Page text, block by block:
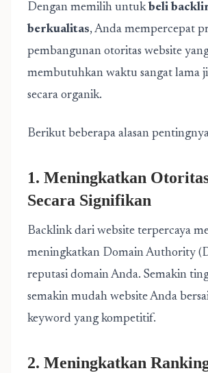
Dengan memilih untukbeli
berkualitas, Anda mempercepat
pembangunan otoritas website
membutuhkan waktu sangat lama
secara organik.
Berikut beberapa alasan
1. Meningkatkan
Secara Signifikan
Backlink dari website terpercaya
meningkatkan Domain Authority
reputasi domain Anda. Semakin
semakin mudah website Anda
keyword yang kompetitif.
2. Meningkatkan